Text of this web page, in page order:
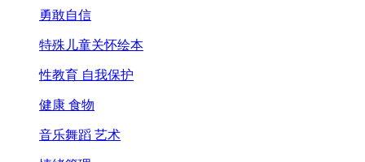
勇敢自信
特殊儿童关怀绘本
性教育 自我保护
健康 食物
音乐舞蹈 艺术